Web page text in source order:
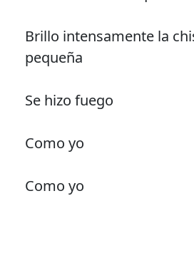
Brillo intensamente la
pequeña
Se hizo fuego
Como yo
Como yo